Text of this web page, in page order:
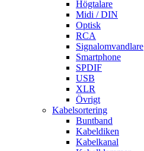
Högtalare
Midi / DIN
Optisk
RCA
Signalomvandlare
Smartphone
SPDIF
USB
XLR
Övrigt
Kabelsortering
Buntband
Kabeldiken
Kabelkanal